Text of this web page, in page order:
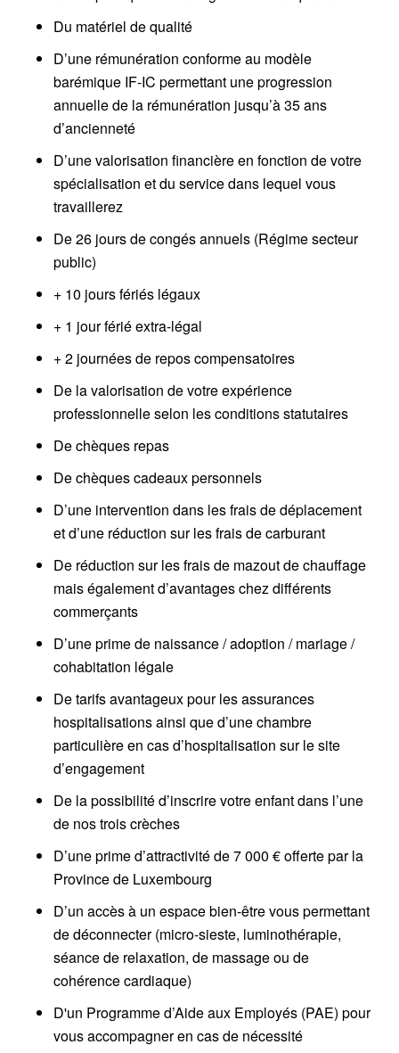
Du matériel de qualité
D’une rémunération conforme au modèle
barémique IF-IC permettant une progression
annuelle de la rémunération jusqu’à 35 ans
d’ancienneté
D’une valorisation financière en fonction de votre
spécialisation et du service dans lequel vous
travaillerez
De 26 jours de congés annuels (Régime secteur
public)
+ 10 jours fériés légaux
+ 1 jour férié extra-légal
+ 2 journées de repos compensatoires
De la valorisation de votre expérience
professionnelle selon les conditions statutaires
De chèques repas
De chèques cadeaux personnels
D’une intervention dans les frais de déplacement
et d’une réduction sur les frais de carburant
De réduction sur les frais de mazout de chauffage
mais également d’avantages chez différents
commerçants
D’une prime de naissance / adoption / mariage /
cohabitation légale
De tarifs avantageux pour les assurances
hospitalisations ainsi que d’une chambre
particulière en cas d’hospitalisation sur le site
d’engagement
De la possibilité d’inscrire votre enfant dans l’une
de nos trois crèches
D’une prime d’attractivité de 7 000 € offerte par la
Province de Luxembourg
D’un accès à un espace bien-être vous permettant
de déconnecter (micro-sieste, luminothérapie,
séance de relaxation, de massage ou de
cohérence cardiaque)
D'un Programme d’Aide aux Employés (PAE) pour
vous accompagner en cas de nécessité